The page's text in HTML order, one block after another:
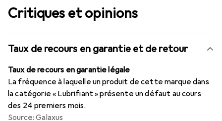
Critiques et opinions
Taux de recours en garantie et de retour
Taux de recours en garantie légale
La fréquence à laquelle un produit de cette marque dans
la catégorie « Lubrifiant » présente un défaut au cours
des 24 premiers mois.
Source: Galaxus